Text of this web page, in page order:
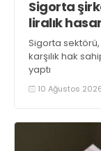
Sigorta
liralık
Sigorta sektörü,
karşılık hak
yaptı
10 Ağustos